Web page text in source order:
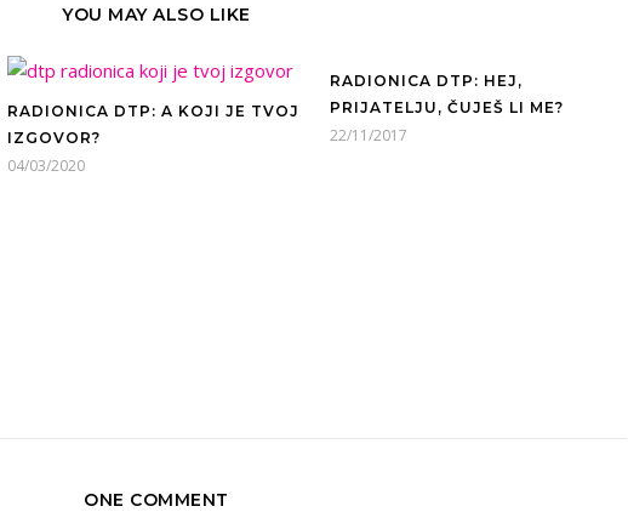
YOU MAY ALSO LIKE
RADIONICA DTP: A KOJI JE TVOJ
IZGOVOR?
04/03/2020
RADIONICA DTP: HEJ,
PRIJATELJU, ČUJEŠ LI ME?
22/11/2017
ONE COMMENT